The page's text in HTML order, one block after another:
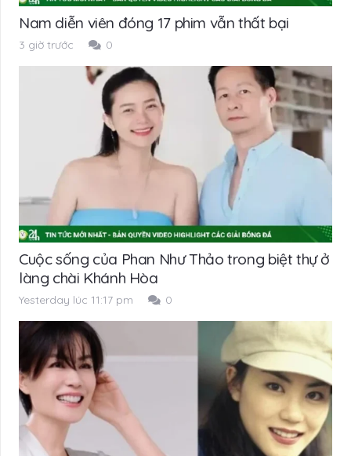
Nam diễn viên đóng 17 phim vẫn thất bại
3 giờ trước 0
Cuộc sống của Phan Như Thảo trong biệt thự ở
làng chài Khánh Hòa
Yesterday lúc 11:17 pm 0